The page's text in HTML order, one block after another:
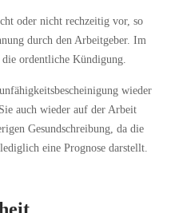
oder nicht rechzeitig vor, so
durch den Arbeitgeber. Im
ordentliche Kündigung.
wieder
auch wieder auf der Arbeit
Gesundschreibung, da die
eine Prognose darstellt.